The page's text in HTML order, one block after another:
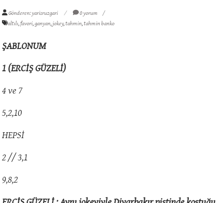
Gönderen: yarisruzgari
0 yorum
altılı,favori,ganyan,jokey,tahmin,tahmin banko
ŞABLONUM
1 (ERCİŞ GÜZELİ)
4 ve 7
5,2,10
HEPSİ
2 // 3,1
9,8,2